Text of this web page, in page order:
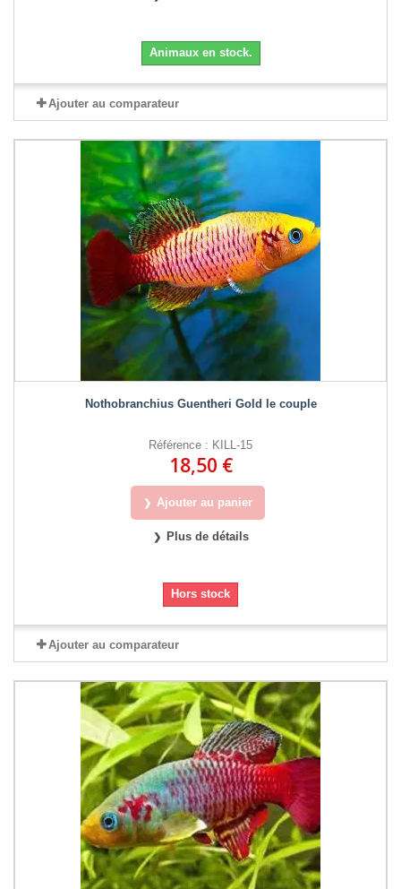
Animaux en stock.
Ajouter au comparateur
Nothobranchius Guentheri Gold le couple
Référence : KILL-15
18,50 €
Ajouter au panier
Plus de détails
Hors stock
Ajouter au comparateur